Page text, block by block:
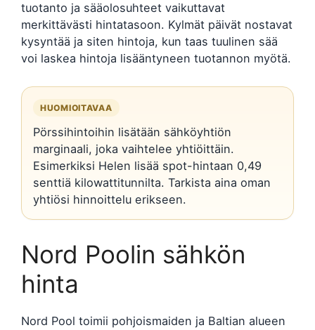
tuotanto ja sääolosuhteet vaikuttavat
merkittävästi hintatasoon. Kylmät päivät nostavat
kysyntää ja siten hintoja, kun taas tuulinen sää
voi laskea hintoja lisääntyneen tuotannon myötä.
HUOMIOITAVAA
Pörssihintoihin lisätään sähköyhtiön
marginaali, joka vaihtelee yhtiöittäin.
Esimerkiksi Helen lisää spot-hintaan 0,49
senttiä kilowattitunnilta. Tarkista aina oman
yhtiösi hinnoittelu erikseen.
Nord Poolin sähkön
hinta
Nord Pool toimii pohjoismaiden ja Baltian alueen